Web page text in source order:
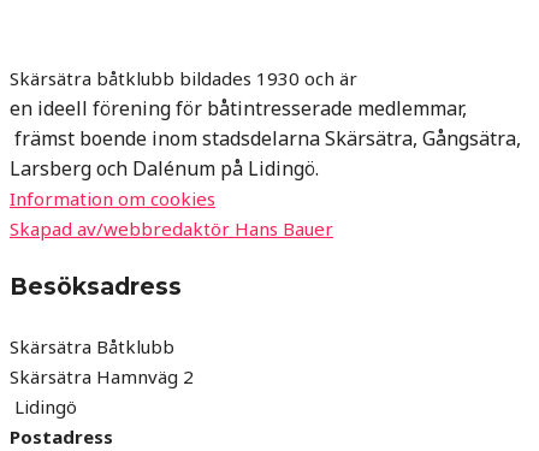
Skärsätra båtklubb bildades 1930 och är
en ideell förening för båtintresserade medlemmar,
främst boende inom stadsdelarna Skärsätra, Gångsätra,
Larsberg och Dalénum på Lidingö.
Information om cookies
Skapad av/webbredaktör Hans Bauer
Besöksadress
Skärsätra Båtklubb
Skärsätra Hamnväg 2
Lidingö
Postadress